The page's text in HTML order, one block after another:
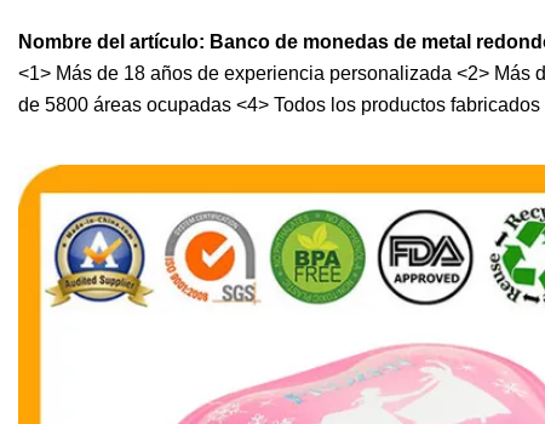
Nombre del artículo: Banco de monedas de metal
<1> Más de 18 años de experiencia personalizada <2>
de 5800 áreas ocupadas <4> Todos los productos